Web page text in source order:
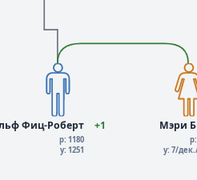
Фиц-Роберт
р: 1180
у: 1251
+1 Мэри
у: 7/